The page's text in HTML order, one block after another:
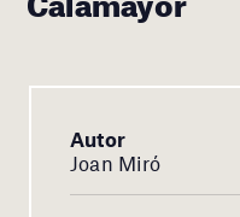
Autor
Joan Miró